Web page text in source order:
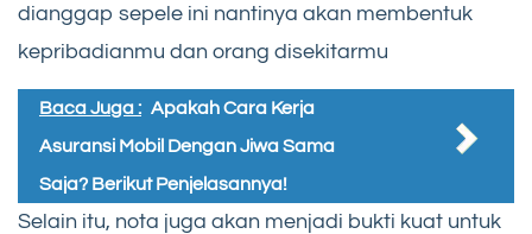
dianggap sepele ini nantinya akan membentuk
kepribadianmu dan orang disekitarmu
Baca Juga : Apakah Cara Kerja
Asuransi Mobil Dengan Jiwa Sama
Saja? Berikut Penjelasannya!
Selain itu, nota juga akan menjadi bukti kuat untuk